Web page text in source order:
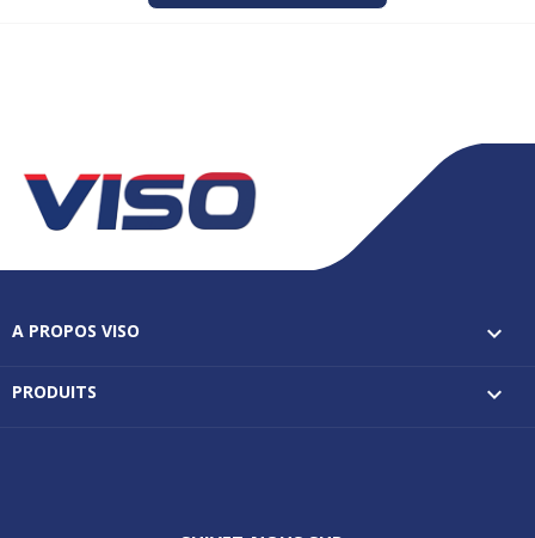
A PROPOS VISO 
PRODUITS 